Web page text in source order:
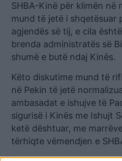
SHBA-Kinë për klimën në
mund të jetë i shqetësuar
agjendës së tij, e cila
brenda administratës së
shumë e butë ndaj Kinës.
Këto diskutime mund të
në Pekin të jetë
ambasadat e ishujve të
sigurisë i Kinës me Ishujt
ketë dështuar, me
tërhiqte vëmendjen e